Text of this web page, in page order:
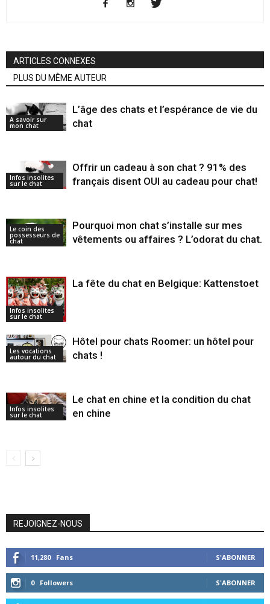
ARTICLES CONNEXES
PLUS DU MÊME AUTEUR
A savoir sur
mon chat
L’âge des chats et l’espérance de vie du
chat
Infos insolites
sur le chat
Offrir un cadeau à son chat ? 91% des
français disent OUI au cadeau pour chat!
Le coin des
possesseurs de
chat
Pourquoi mon chat s’installe sur mes
vêtements ou affaires ? L’odorat du chat.
Infos insolites
sur le chat
La fête du chat en Belgique: Kattenstoet
Les vocations
autour du chat
Hôtel pour chats Roomer: un hôtel pour
chats !
Infos insolites
sur le chat
Le chat en chine et la condition du chat
en chine
REJOIGNEZ-NOUS
11,280 Fans S'ABONNER
0 Followers S'ABONNER